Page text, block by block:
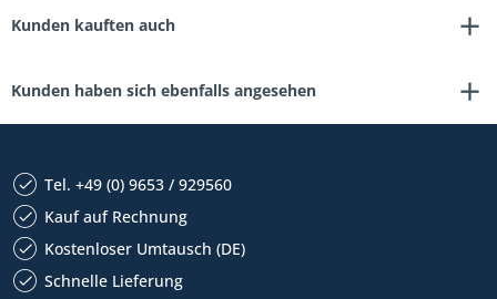
Kunden kauften auch
Kunden haben sich ebenfalls angesehen
Tel. +49 (0) 9653 / 929560
Kauf auf Rechnung
Kostenloser Umtausch (DE)
Schnelle Lieferung